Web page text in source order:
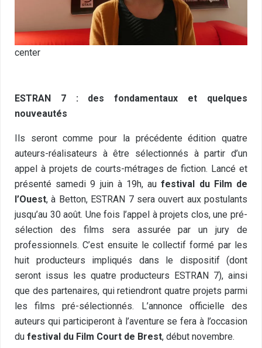
center
ESTRAN 7 : des fondamentaux et quelques
nouveautés
Ils seront comme pour la précédente édition quatre
auteurs-réalisateurs à être sélectionnés à partir d’un
appel à projets de courts-métrages de fiction. Lancé et
présenté samedi 9 juin à 19h, aufestival du Film de
l’Ouest, à Betton, ESTRAN 7 sera ouvert aux postulants
jusqu’au 30 août. Une fois l’appel à projets clos, une pré-
sélection des films sera assurée par un jury de
professionnels. C’est ensuite le collectif formé par les
huit producteurs impliqués dans le dispositif (dont
seront issus les quatre producteurs ESTRAN 7), ainsi
que des partenaires, qui retiendront quatre projets parmi
les films pré-sélectionnés. L’annonce officielle des
auteurs qui participeront à l’aventure se fera à l’occasion
du festival du Film Court de Brest, début novembre.